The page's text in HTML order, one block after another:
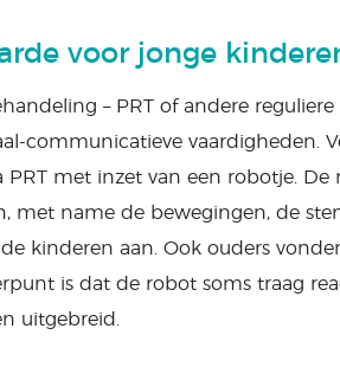
voor jonge
– PRT of andere
communicatieve vaardigheden.
met inzet van een robotje. De
met name de bewegingen, de
kinderen aan. Ook ouders
is dat de robot soms traag
uitgebreid.